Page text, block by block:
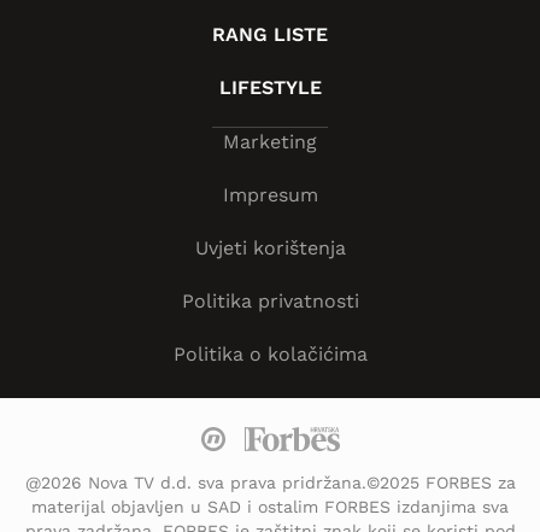
RANG LISTE
LIFESTYLE
Marketing
Impresum
Uvjeti korištenja
Politika privatnosti
Politika o kolačićima
@2026 Nova TV d.d. sva prava pridržana.©2025 FORBES za
materijal objavljen u SAD i ostalim FORBES izdanjima sva